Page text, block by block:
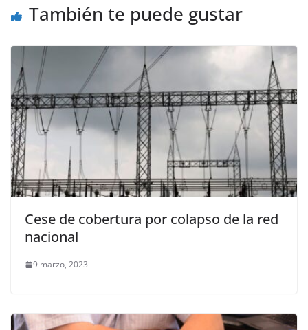
También te puede gustar
Cese de cobertura por colapso de la red
nacional
9 marzo, 2023